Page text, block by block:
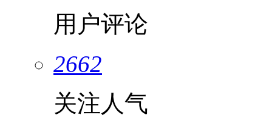
用户评论
2662
关注人气